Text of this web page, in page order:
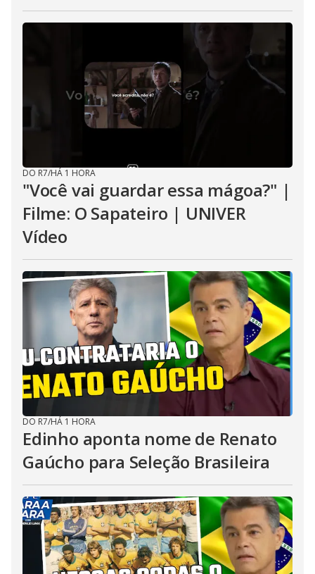
DO R7/HÁ 1 HORA
"Você vai guardar essa mágoa?" |
Filme: O Sapateiro | UNIVER
Vídeo
DO R7/HÁ 1 HORA
Edinho aponta nome de Renato
Gaúcho para Seleção Brasileira